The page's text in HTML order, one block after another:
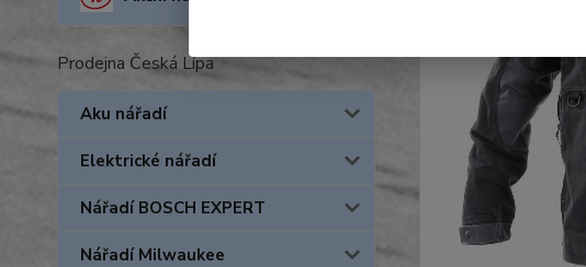
Prodejna Česká Lípa
Aku nářadí
Elektrické nářadí
Nářadí BOSCH EXPERT
Nářadí Milwaukee